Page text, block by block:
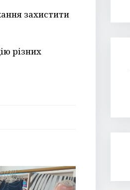
захистити
різних